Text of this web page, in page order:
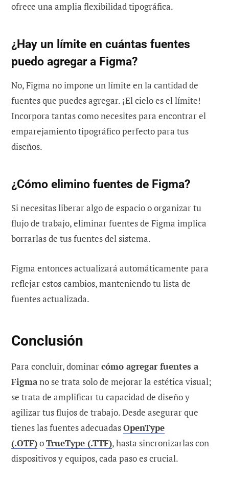
ofrece una amplia flexibilidad tipográfica.
¿Hay un límite en cuántas fuentes
puedo agregar a Figma?
No, Figma no impone un límite en la cantidad de
fuentes que puedes agregar. ¡El cielo es el límite!
Incorpora tantas como necesites para encontrar el
emparejamiento tipográfico perfecto para tus
diseños.
¿Cómo elimino fuentes de Figma?
Si necesitas liberar algo de espacio o organizar tu
flujo de trabajo, eliminar fuentes de Figma implica
borrarlas de tus fuentes del sistema.
Figma entonces actualizará automáticamente para
reflejar estos cambios, manteniendo tu lista de
fuentes actualizada.
Conclusión
Para concluir, dominarcómo agregar fuentes a
Figmano se trata solo de mejorar la estética visual;
se trata de amplificar tu capacidad de diseño y
agilizar tus flujos de trabajo. Desde asegurar que
tienes las fuentes adecuadasOpenType
(.OTF)oTrueType (.TTF), hasta sincronizarlas con
dispositivos y equipos, cada paso es crucial.